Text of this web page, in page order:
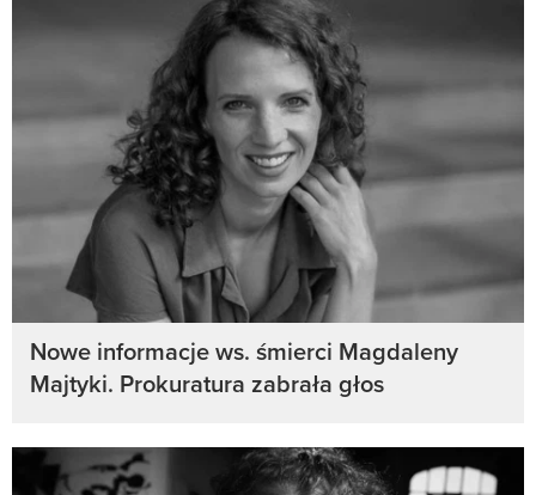
Nowe informacje ws. śmierci Magdaleny
Majtyki. Prokuratura zabrała głos